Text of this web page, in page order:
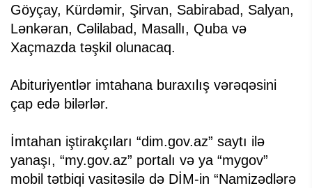
Göyçay, Kürdəmir, Şirvan, Sabirabad, Salyan,
Lənkəran, Cəlilabad, Masallı, Quba və
Xaçmazda təşkil olunacaq.
Abituriyentlər imtahana buraxılış vərəqəsini
çap edə bilərlər.
İmtahan iştirakçıları “dim.gov.az” saytı ilə
yanaşı, “my.gov.az” portalı və ya “mygov”
mobil tətbiqi vasitəsilə də DİM-in “Namizədlərə